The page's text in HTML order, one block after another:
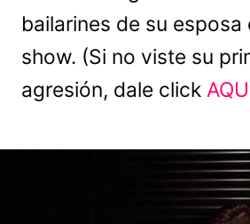
bailarines de su esposa
show. (Si no viste su
agresión, dale click